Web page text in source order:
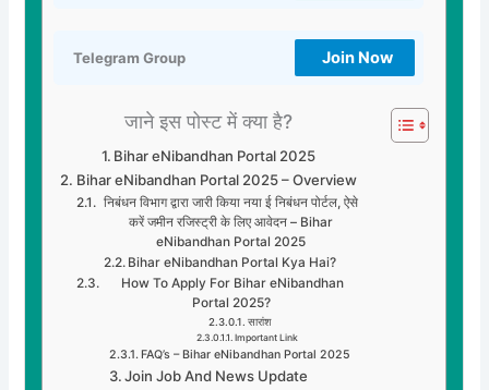
Telegram Group Join Now
जाने इस पोस्ट में क्या है?
Bihar eNibandhan Portal 2025
Bihar eNibandhan Portal 2025 – Overview
निबंधन विभाग द्वारा जारी किया नया ई निबंधन पोर्टल, ऐसे
करें जमीन रजिस्ट्री के लिए आवेदन – Bihar
eNibandhan Portal 2025
Bihar eNibandhan Portal Kya Hai?
How To Apply For Bihar eNibandhan
Portal 2025?
सारांश
Important Link
FAQ’s – Bihar eNibandhan Portal 2025
Join Job And News Update